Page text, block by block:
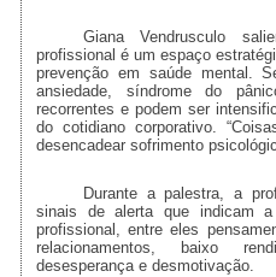
Giana Vendrusculo
profissional é um espaço
prevenção em saúde mental.
ansiedade, síndrome do
recorrentes e podem ser
do cotidiano corporativo.
desencadear sofrimento
Durante a palestra, a
sinais de alerta que indicam
profissional, entre eles
relacionamentos, baixo
desesperança e desmotivação.